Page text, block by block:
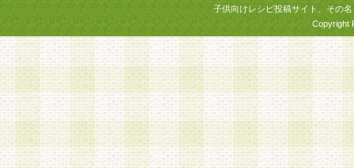
子供向けレシピ投稿サイト、その
Copyright